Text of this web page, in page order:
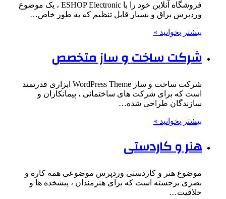
فروشگاه آنلاین خود را با ESHOP Electronic ، یک موضوع
وردپرس براق و بسیار قابل تنظیم که به طور خاص…
بیشتر بخوانید »
شرکت ساخت و ساز متخصص
شرکت ساخت و ساز WordPress Theme ابزاری قدرتمند
است که برای شرکت های ساختمانی ، پیمانکاران و
سازندگان طراحی شده…
بیشتر بخوانید »
هنر و کاردستی
موضوع هنر و کاردستی وردپرس موضوعی همه کاره و
بصری برجسته است که برای هنرمندان ، پیشخده ها و
خلاقیت…